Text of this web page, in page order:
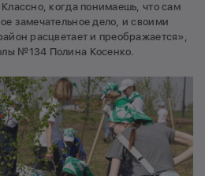
когда понимаешь, что сам
замечательное дело, и своими
расцветает и преображается»,
№134 Полина Косенко.